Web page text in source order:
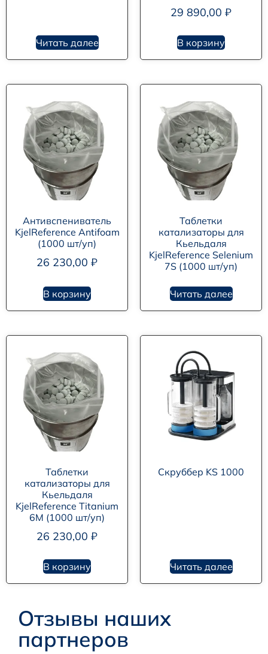
Читать далее
29 890,00 ₽
В корзину
Антивспениватель
KjelReference Antifoam
(1000 шт/уп)
26 230,00 ₽
В корзину
Таблетки
катализаторы для
Кьельдаля
KjelReference Selenium
7S (1000 шт/уп)
Читать далее
Таблетки
катализаторы для
Кьельдаля
KjelReference Titanium
6M (1000 шт/уп)
26 230,00 ₽
В корзину
Скруббер KS 1000
Читать далее
Отзывы наших
партнеров